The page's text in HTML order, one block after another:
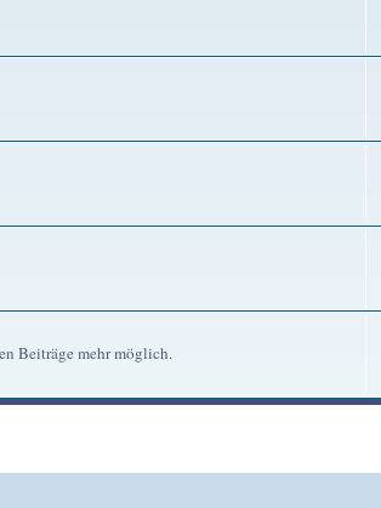
Beiträge mehr möglich.